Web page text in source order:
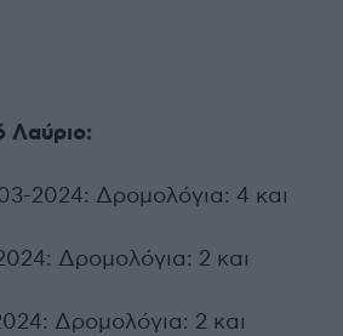
Λαύριο:
2024: Δρομολόγια: 4 και
Δρομολόγια: 2 και
Δρομολόγια: 2 και